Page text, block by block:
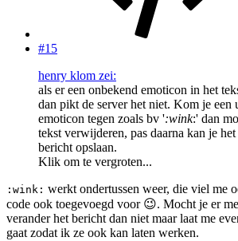
#15
henry klom zei:
als er een onbekend emoticon in het
dan pikt de server het niet. Kom je een
emoticon tegen zoals bv ':wink:' dan
tekst verwijderen, pas daarna kan je
bericht opslaan.
Klik om te vergroten...
:wink: werkt ondertussen weer, die viel me
code ook toegevoegd voor 😉. Mocht je er
verander het bericht dan niet maar laat me
gaat zodat ik ze ook kan laten werken.